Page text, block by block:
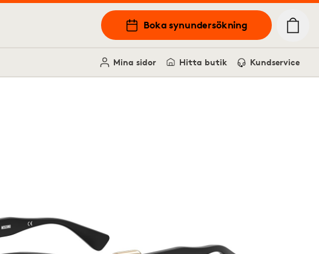
Boka synundersökning
Mina sidor Hitta butik Kundservice